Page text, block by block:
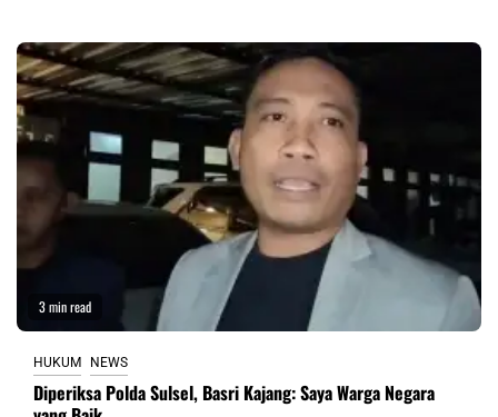
3 min read
HUKUM NEWS
Diperiksa Polda Sulsel, Basri Kajang: Saya Warga Negara